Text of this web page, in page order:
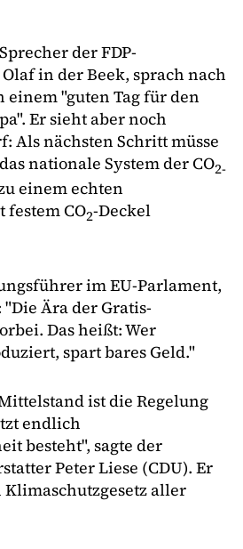
der FDP-
in der Beek, sprach nach
"guten Tag für den
Er sieht aber noch
Als nächsten Schritt müsse
nationale System der CO2-
einem echten
CO2-Deckel
im EU-Parlament,
Ära der Gratis-
Das heißt: Wer
spart bares Geld."
ist die Regelung
endlich
besteht", sagte der
Peter Liese (CDU). Er
aller